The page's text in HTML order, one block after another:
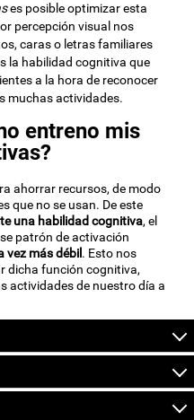
es posible optimizar esta
percepción visual nos
caras o letras familiares
la habilidad cognitiva que
a la hora de reconocer
muchas actividades.
entreno mis
ahorrar recursos, de modo
que no se usan. De este
una habilidad cognitiva, el
patrón de activación
vez más débil . Esto nos
dicha función cognitiva,
actividades de nuestro día a